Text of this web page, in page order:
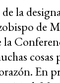
la
de
la
cosas
En